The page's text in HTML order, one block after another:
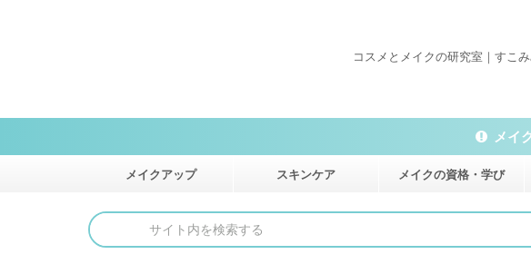
コスメとメイクの研究室｜すこ
メイ
メイクアップ スキンケア メイクの資格・学び